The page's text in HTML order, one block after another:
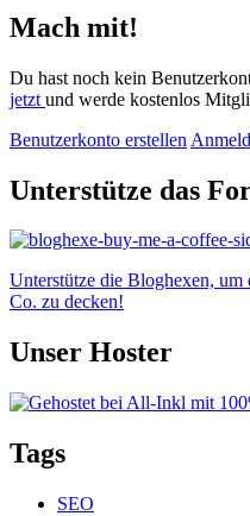
Mach mit!
Du hast noch kein
jetzt und werde kostenlos
Benutzerkonto erstellen
Unterstütze das
Unterstütze die Bloghexen,
Co. zu decken!
Unser Hoster
Tags
SEO